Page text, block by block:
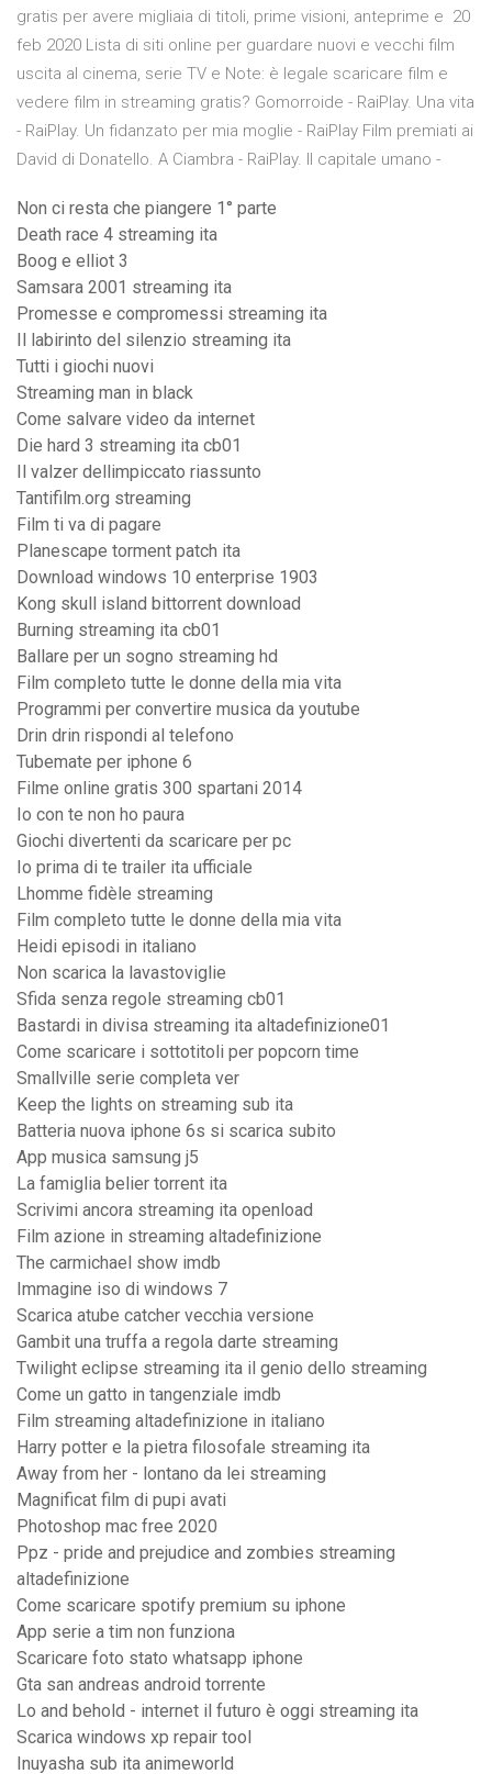
gratis per avere migliaia di titoli, prime visioni, anteprime e 20
feb 2020 Lista di siti online per guardare nuovi e vecchi film
uscita al cinema, serie TV e Note: è legale scaricare film e
vedere film in streaming gratis? Gomorroide - RaiPlay. Una vita
- RaiPlay. Un fidanzato per mia moglie - RaiPlay Film premiati ai
David di Donatello. A Ciambra - RaiPlay. Il capitale umano -
Non ci resta che piangere 1° parte
Death race 4 streaming ita
Boog e elliot 3
Samsara 2001 streaming ita
Promesse e compromessi streaming ita
Il labirinto del silenzio streaming ita
Tutti i giochi nuovi
Streaming man in black
Come salvare video da internet
Die hard 3 streaming ita cb01
Il valzer dellimpiccato riassunto
Tantifilm.org streaming
Film ti va di pagare
Planescape torment patch ita
Download windows 10 enterprise 1903
Kong skull island bittorrent download
Burning streaming ita cb01
Ballare per un sogno streaming hd
Film completo tutte le donne della mia vita
Programmi per convertire musica da youtube
Drin drin rispondi al telefono
Tubemate per iphone 6
Filme online gratis 300 spartani 2014
Io con te non ho paura
Giochi divertenti da scaricare per pc
Io prima di te trailer ita ufficiale
Lhomme fidèle streaming
Film completo tutte le donne della mia vita
Heidi episodi in italiano
Non scarica la lavastoviglie
Sfida senza regole streaming cb01
Bastardi in divisa streaming ita altadefinizione01
Come scaricare i sottotitoli per popcorn time
Smallville serie completa ver
Keep the lights on streaming sub ita
Batteria nuova iphone 6s si scarica subito
App musica samsung j5
La famiglia belier torrent ita
Scrivimi ancora streaming ita openload
Film azione in streaming altadefinizione
The carmichael show imdb
Immagine iso di windows 7
Scarica atube catcher vecchia versione
Gambit una truffa a regola darte streaming
Twilight eclipse streaming ita il genio dello streaming
Come un gatto in tangenziale imdb
Film streaming altadefinizione in italiano
Harry potter e la pietra filosofale streaming ita
Away from her - lontano da lei streaming
Magnificat film di pupi avati
Photoshop mac free 2020
Ppz - pride and prejudice and zombies streaming
altadefinizione
Come scaricare spotify premium su iphone
App serie a tim non funziona
Scaricare foto stato whatsapp iphone
Gta san andreas android torrente
Lo and behold - internet il futuro è oggi streaming ita
Scarica windows xp repair tool
Inuyasha sub ita animeworld